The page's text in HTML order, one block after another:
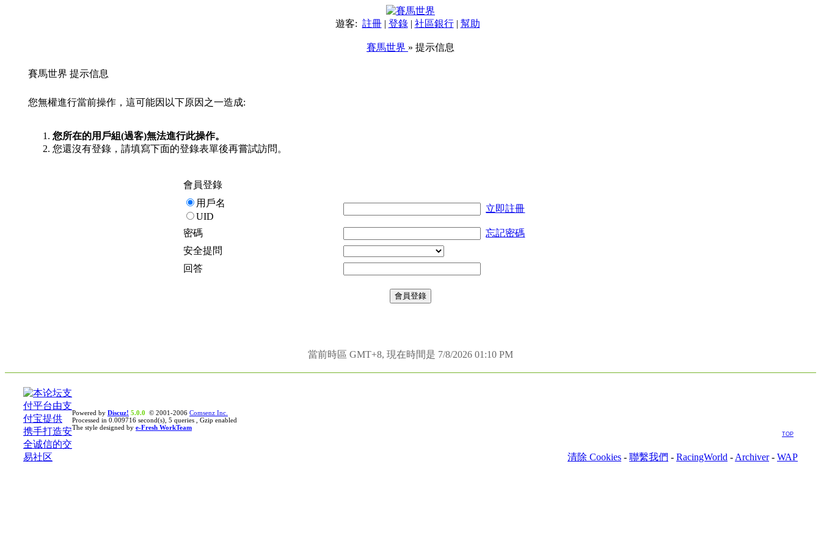
遊客: 註冊| 登錄| 社區銀行| 幫助
賽馬世界 » 提示信息
賽馬世界 提示信息
您無權進行當前操作，這可能因以下原因之一造成:
您所在的用戶組(過客)無法進行此操作。
您還沒有登錄，請填寫下面的登錄表單後再嘗試訪問。
會員登錄
用戶名
UID
立即註冊
密碼
忘記密碼
安全提問
回答
當前時區 GMT+8, 現在時間是 7/8/2026 01:10 PM
Powered by Discuz! 5.0.0 © 2001-2006 Comsenz Inc.
Processed in 0.009716 second(s), 5 queries , Gzip enabled
The style designed by e-Fresh WorkTeam
TOP
清除 Cookies - 聯繫我們 - RacingWorld - Archiver- WAP